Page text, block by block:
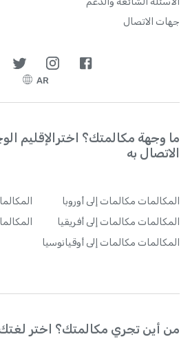
جهات الاتصال
AR
ما وجهة مكالمتك؟ اخترالإقليم
الاتصال به
المكالمات مكالمات إلى أوروبا
المكالمات مكالمات إلى أفريقيا
المكالمات مكالمات إلى أوقيانوسيا
من أين تجري مكالمتك؟ اختر